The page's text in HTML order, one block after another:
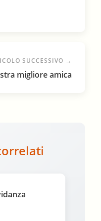
SUCCESSIVO →
migliore amica